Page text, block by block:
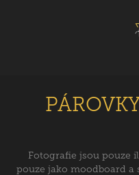
Fotografie jsou pouze
pouze jako moodboard a